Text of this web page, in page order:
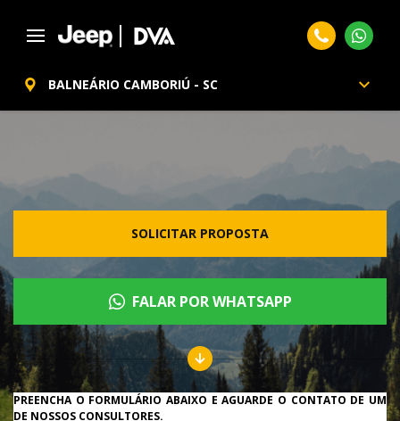
BALNEÁRIO CAMBORIÚ - SC
SOLICITAR PROPOSTA
FALAR POR WHATSAPP
PREENCHA O FORMULÁRIO ABAIXO E AGUARDE O CONTATO DE UM
DE NOSSOS CONSULTORES.